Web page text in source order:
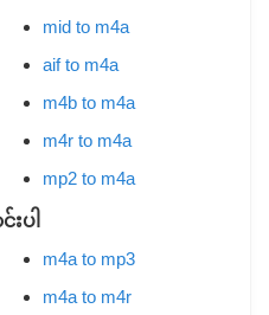
mid to m4a
aif to m4a
m4b to m4a
m4r to m4a
mp2 to m4a
းပါ
m4a to mp3
m4a to m4r